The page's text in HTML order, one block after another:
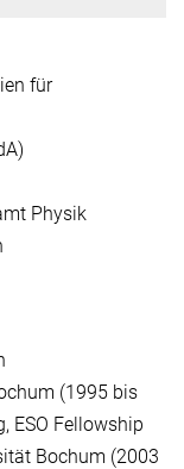
für
Physik
(1995 bis
ESO Fellowship
Bochum (2003